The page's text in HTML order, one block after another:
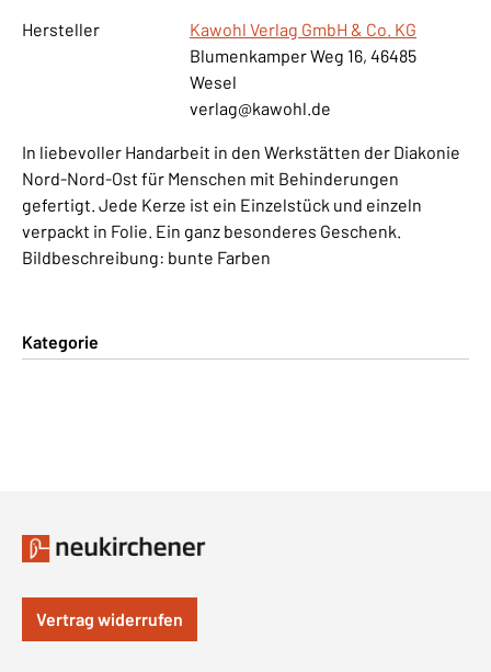
Hersteller
Kawohl Verlag GmbH & Co. KG
Blumenkamper Weg 16, 46485
Wesel
verlag@kawohl.de
In liebevoller Handarbeit in den Werkstätten der Diakonie
Nord-Nord-Ost für Menschen mit Behinderungen
gefertigt. Jede Kerze ist ein Einzelstück und einzeln
verpackt in Folie. Ein ganz besonderes Geschenk.
Bildbeschreibung: bunte Farben
Kategorie
Vertrag widerrufen